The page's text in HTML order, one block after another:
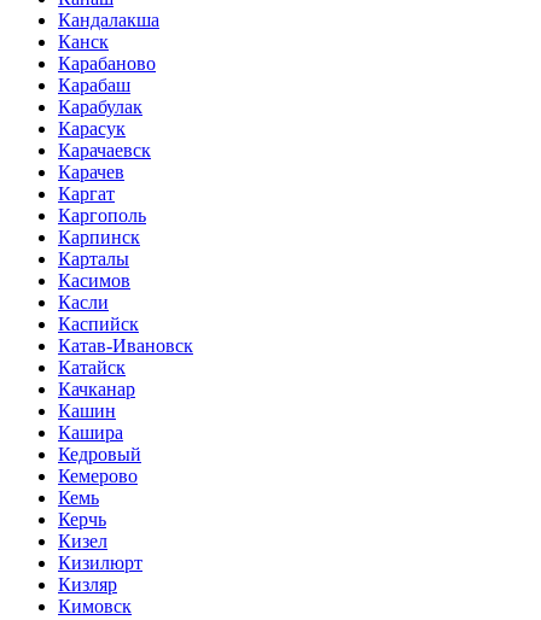
Кандалакша
Канск
Карабаново
Карабаш
Карабулак
Карасук
Карачаевск
Карачев
Каргат
Каргополь
Карпинск
Карталы
Касимов
Касли
Каспийск
Катав-Ивановск
Катайск
Качканар
Кашин
Кашира
Кедровый
Кемерово
Кемь
Керчь
Кизел
Кизилюрт
Кизляр
Кимовск